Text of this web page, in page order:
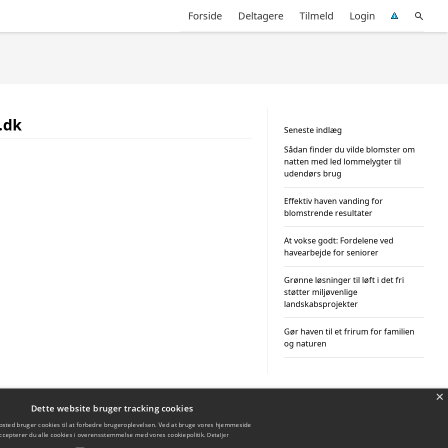
Forside Deltagere Tilmeld Login
Seneste indlæg
Sådan finder du vilde blomster om
natten med led lommelygter til
udendørs brug
Effektiv haven vanding for
blomstrende resultater
At vokse godt: Fordelene ved
havearbejde for seniorer
Grønne løsninger til løft i det fri
støtter miljøvenlige
landskabsprojekter
Gør haven til et frirum for familien
og naturen
×
Dette website bruger tracking cookies
bruger cookies til at forbedre brugeroplevelsen. Ved at bruge vores hjemmeside
du alle cookies i overensstemmelse med vores cookiepolitik. Detaljer